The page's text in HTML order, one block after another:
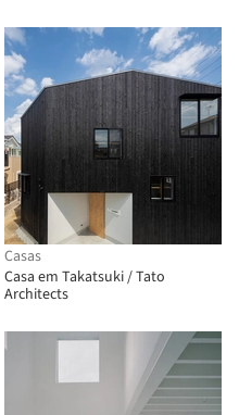
Casas
Casa em Takatsuki / Tato
Architects